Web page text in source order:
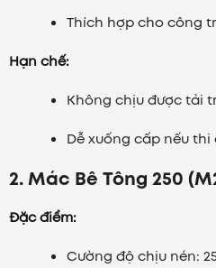
Thích hợp cho công
Hạn chế:
Không chịu được tải
Dễ xuống cấp nếu
2. Mác Bê Tông 250
Đặc điểm:
Cường độ chịu nén: